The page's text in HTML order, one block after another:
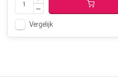
Vergelijk